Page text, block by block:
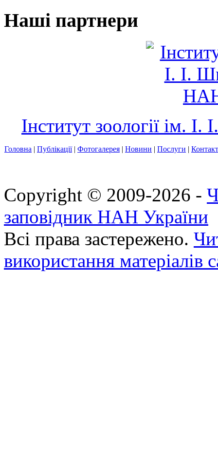
Наші партнери
Інститут зоології ім.
Головна | Публікації| Фотогалерея | Новини | Послуги |
Copyright © 2009-2026 -
заповідник НАН України
Всі права застережено.
використання матеріалів